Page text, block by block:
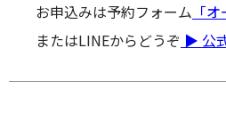
お申込みは予約フォーム 「
またはLINEからどうぞ ▶ 公